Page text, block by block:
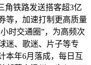
角铁路发送搭客超3亿
等，加速打制更高质量
时交通圈”，为高频次
迷、歌迷、片子等专
本年6月落成，每日互